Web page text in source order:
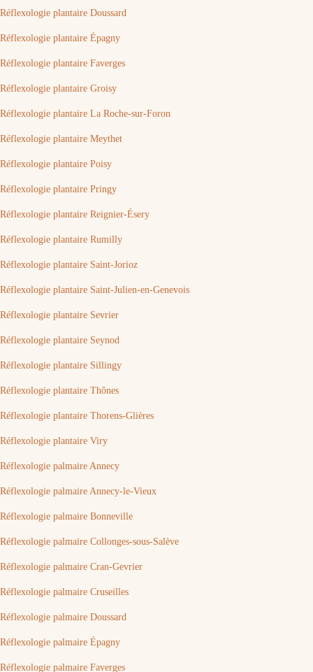
Réflexologie plantaire Doussard
Réflexologie plantaire Épagny
Réflexologie plantaire Faverges
Réflexologie plantaire Groisy
Réflexologie plantaire La Roche-sur-Foron
Réflexologie plantaire Meythet
Réflexologie plantaire Poisy
Réflexologie plantaire Pringy
Réflexologie plantaire Reignier-Ésery
Réflexologie plantaire Rumilly
Réflexologie plantaire Saint-Jorioz
Réflexologie plantaire Saint-Julien-en-Genevois
Réflexologie plantaire Sevrier
Réflexologie plantaire Seynod
Réflexologie plantaire Sillingy
Réflexologie plantaire Thônes
Réflexologie plantaire Thorens-Glières
Réflexologie plantaire Viry
Réflexologie palmaire Annecy
Réflexologie palmaire Annecy-le-Vieux
Réflexologie palmaire Bonneville
Réflexologie palmaire Collonges-sous-Salève
Réflexologie palmaire Cran-Gevrier
Réflexologie palmaire Cruseilles
Réflexologie palmaire Doussard
Réflexologie palmaire Épagny
Réflexologie palmaire Faverges